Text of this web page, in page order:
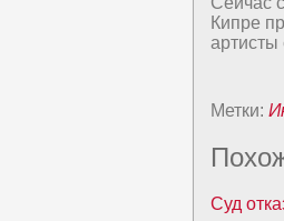
Кипре
артиcты
Метки:
Суд